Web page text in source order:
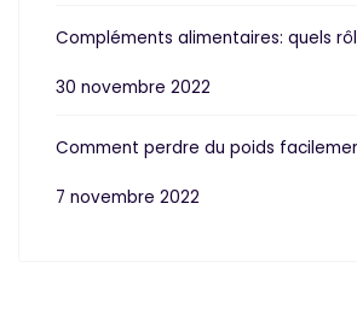
Compléments alimentaires: quels
30 novembre 2022
Comment perdre du poids
7 novembre 2022